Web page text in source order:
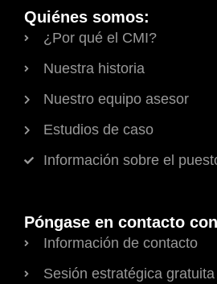
Quiénes somos:
¿Por qué el CMI?
Nuestra historia
Nuestro equipo asesor
Estudios de caso
Información sobre el
Póngase en contacto
Información de contacto
Sesión estratégica gratuita